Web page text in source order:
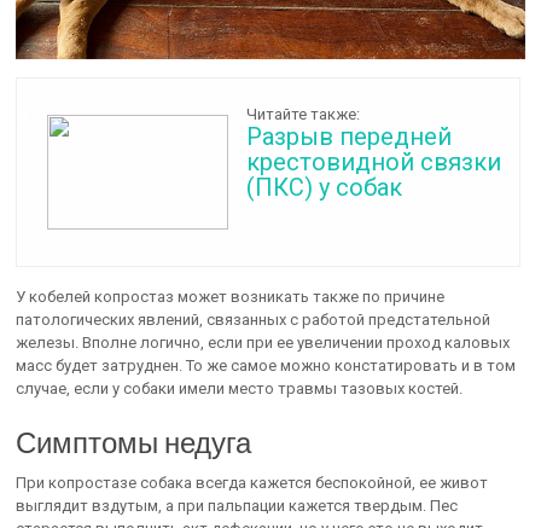
Читайте также:
Разрыв передней
крестовидной связки
(ПКС) у собак
У кобелей копростаз может возникать также по причине
патологических явлений, связанных с работой предстательной
железы. Вполне логично, если при ее увеличении проход каловых
масс будет затруднен. То же самое можно констатировать и в том
случае, если у собаки имели место травмы тазовых костей.
Симптомы недуга
При копростазе собака всегда кажется беспокойной, ее живот
выглядит вздутым, а при пальпации кажется твердым. Пес